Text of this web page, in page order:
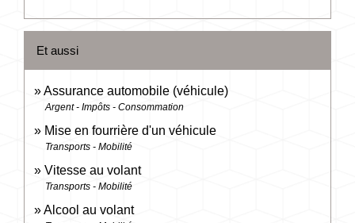
Et aussi
Assurance automobile (véhicule)
Argent - Impôts - Consommation
Mise en fourrière d'un véhicule
Transports - Mobilité
Vitesse au volant
Transports - Mobilité
Alcool au volant